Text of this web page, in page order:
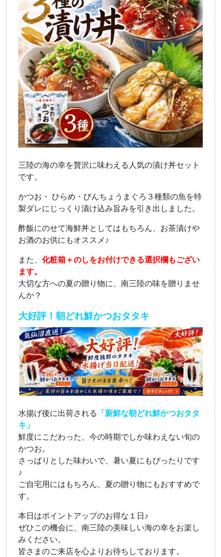
三陸の海の幸を贅沢に味わえる人気の漬け丼セット
です。
かつお・ ひらめ・びんちょうまぐろ３種類の魚を特
製ダレにじっくり漬け込み旨みを引き出しました。
酢飯にのせて海鮮丼としてはもちろん、お茶漬けや
お酒のお供にもオススメ♪
また、 化粧箱＋のしをお付けできる選択欄もござい
ます。
大切な方への夏の贈り物に、南三陸の味を贈りませ
んか？
大好評！朝どれ鮮かつおタタキ
水揚げ後に出荷される
「新鮮な朝どれ鮮かつおタタ
キ」
鮮度にこだわった、今の時期でしか味わえない旬の
かつお。
さっぱりとした味わいで、暑い夏にもぴったりです
♪
ご自宅用にはもちろん、夏の贈り物にもおすすめで
す。
本日はポイントアップのお得な１日♪
ぜひこの機会に、南三陸の美味しい海の幸をお楽し
みください。
皆さまのご来店を心よりお待ちしております。